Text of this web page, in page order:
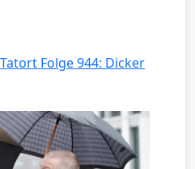
Tatort Folge 944: Dicker